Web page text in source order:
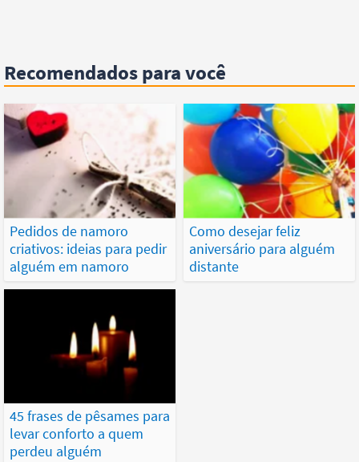
Recomendados para você
Pedidos de namoro
criativos: ideias para pedir
alguém em namoro
Como desejar feliz
aniversário para alguém
distante
45 frases de pêsames para
levar conforto a quem
perdeu alguém